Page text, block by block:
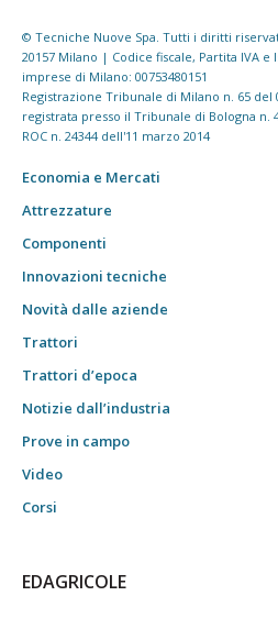
© Tecniche Nuove Spa. Tutti i diritti
20157 Milano | Codice fiscale, Partita IVA
imprese di Milano: 00753480151
Registrazione Tribunale di Milano n. 65
registrata presso il Tribunale di Bologna n.
ROC n. 24344 dell'11 marzo 2014
Economia e Mercati
Attrezzature
Componenti
Innovazioni tecniche
Novità dalle aziende
Trattori
Trattori d’epoca
Notizie dall’industria
Prove in campo
Video
Corsi
EDAGRICOLE